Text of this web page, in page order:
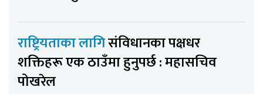
राष्ट्रियताका लागिसंविधानका पक्षधर
शक्तिहरू एक ठाउँमा हुनुपर्छ : महासचिव
पोखरेल